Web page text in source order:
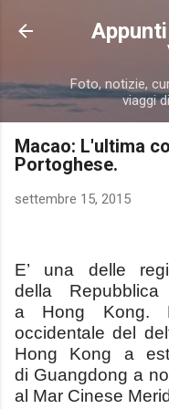
Passa
Foto, notizie,
viaggi
Macao: L'ultima
Portoghese.
settembre 15, 2015
E’ una delle
della
a
Hong Kong.
occidentale del
Hong Kong a
di Guangdong a
al Mar Cinese